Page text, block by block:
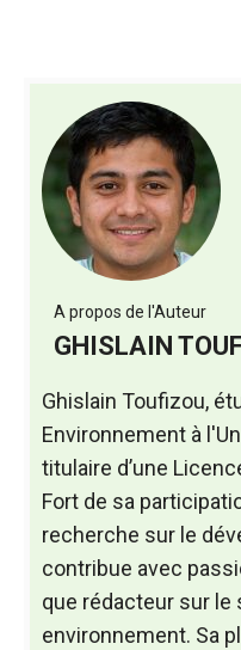
A propos de l'Auteur
GHISLAIN
Ghislain Toufizou,
Environnement à
titulaire d’une
Fort de sa
recherche sur le
contribue avec
que rédacteur sur le
environnement. Sa